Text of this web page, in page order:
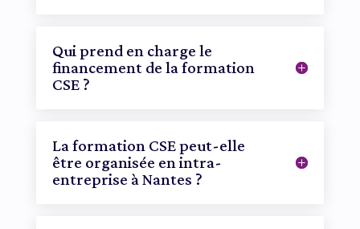
Qui prend en charge le
financement de la formation
CSE ?
La formation CSE peut-elle
être organisée en intra-
entreprise à Nantes ?